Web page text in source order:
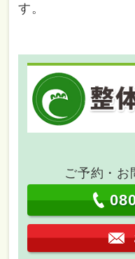
す。
ご予約・お